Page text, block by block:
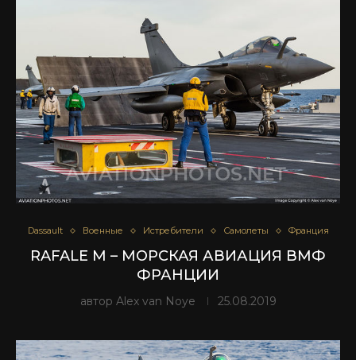
Dassault Военные Истребители Самолеты Франция
RAFALE M – МОРСКАЯ АВИАЦИЯ ВМФ
ФРАНЦИИ
автор Alex van Noye 25.08.2019